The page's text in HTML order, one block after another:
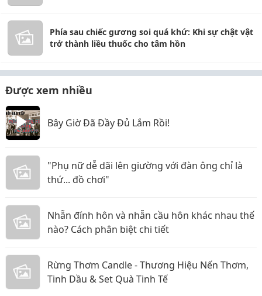
Phía sau chiếc gương soi quá khứ: Khi sự chật vật
trở thành liều thuốc cho tâm hồn
Được xem nhiều
Bây Giờ Đã Đầy Đủ Lắm Rồi!
"Phụ nữ dễ dãi lên giường với đàn ông chỉ là
thứ... đồ chơi"
Nhẫn đính hôn và nhẫn cầu hôn khác nhau thế
nào? Cách phân biệt chi tiết
Rừng Thơm Candle - Thương Hiệu Nến Thơm,
Tinh Dầu & Set Quà Tinh Tế